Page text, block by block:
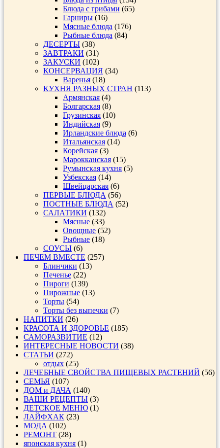
Блюда с грибами (65)
Гарниры (16)
Мясные блюда (176)
Рыбные блюда (84)
ДЕСЕРТЫ (38)
ЗАВТРАКИ (31)
ЗАКУСКИ (102)
КОНСЕРВАЦИЯ (34)
Варенья (18)
КУХНЯ РАЗНЫХ СТРАН (113)
Армянская (4)
Болгарская (8)
Грузинская (10)
Индийская (9)
Ирландские блюда (6)
Итальянская (14)
Корейская (3)
Марокканская (15)
Румынская кухня (5)
Узбекская (14)
Швейцарская (6)
ПЕРВЫЕ БЛЮДА (56)
ПОСТНЫЕ БЛЮДА (52)
САЛАТИКИ (132)
Мясные (33)
Овощные (52)
Рыбные (18)
СОУСЫ (6)
ПЕЧЕМ ВМЕСТЕ (257)
Блинчики (13)
Печенье (22)
Пироги (139)
Пирожные (13)
Торты (54)
Торты без выпечки (7)
НАПИТКИ (26)
КРАСОТА И ЗДОРОВЬЕ (185)
САМОРАЗВИТИЕ (12)
ИНТЕРЕСНЫЕ НОВОСТИ (38)
СТАТЬИ (272)
отдых (25)
ЛЕЧЕБНЫЕ СВОЙСТВА ПИЩЕВЫХ РАСТЕНИЙ (56)
СЕМЬЯ (107)
ДОМ и ДАЧА (140)
ВАШИ РЕЦЕПТЫ (3)
ДЕТСКОЕ МЕНЮ (1)
ЛАЙФХАК (23)
МОДА (102)
РЕМОНТ (28)
японская кухня (1)